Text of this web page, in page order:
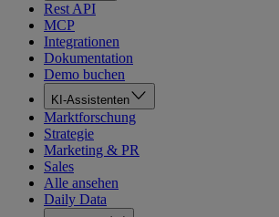
Rest API
MCP
Integrationen
Dokumentation
Demo buchen
KI-Assistenten
Marktforschung
Strategie
Marketing & PR
Sales
Alle ansehen
Daily Data